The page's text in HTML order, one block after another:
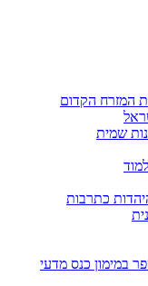
המזרח הקדום
שמית
כתרבות
במימון כנס מדעי